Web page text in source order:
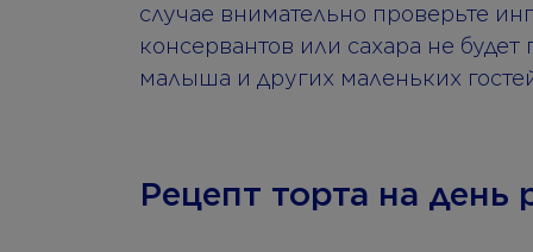
случае внимательно проверьте
консервантов или сахара не
малыша и других маленьких
Рецепт торта на день